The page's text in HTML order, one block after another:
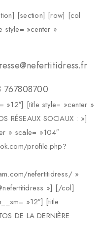
[section] [row] [col
style= »center »
767808700
[title style= »center »
RÉSEAUX SOCIAUX : »]
» scale= »104″
profile.php?
nefertitidress/ »
»] [/col]
»12″] [title
DE LA DERNIÈRE